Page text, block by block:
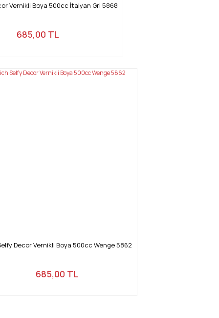
Vernikli Boya 500cc İtalyan Gri 5868
685,00 TL
Decor Vernikli Boya 500cc Wenge 5862
685,00 TL